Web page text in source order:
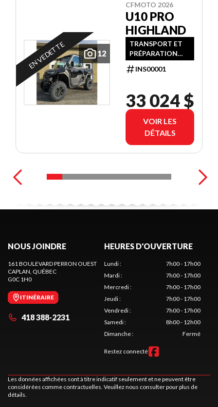
12
EN VEDETTE
CFMOTO 2026
U10 PRO
HIGHLAND
TRANSPORT ET
PRÉPARATION
INCLUS
INS00001
33 024 $
VOIR LES
DÉTAILS
NOUS JOINDRE
161 BOULEVARD PERRON OUEST
CAPLAN, QUÉBEC
G0C 1H0
ITINÉRAIRE
418 388-2231
HEURES D'OUVERTURE
Lundi:
7h00 - 17h00
Mardi:
7h00 - 17h00
Mercredi:
7h00 - 17h00
Jeudi:
7h00 - 17h00
Vendredi:
7h00 - 17h00
Samedi:
8h00 - 12h00
Dimanche: Fermé
Restez connecté
Les données affichées sont à titre indicatif seulement et ne peuvent être
considérées comme contractuelles. Veuillez nous consulter pour plus de
détails.